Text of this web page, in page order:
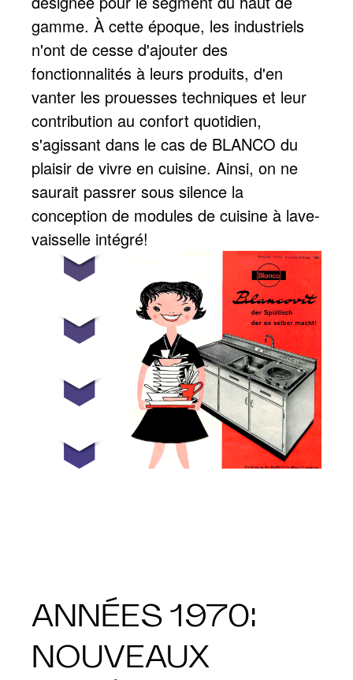
gamme. À cette époque, les industriels
n'ont de cesse d'ajouter des
fonctionnalités à leurs produits, d'en
vanter les prouesses techniques et leur
contribution au confort quotidien,
s'agissant dans le cas de BLANCO du
plaisir de vivre en cuisine. Ainsi, on ne
saurait passrer sous silence la
conception de modules de cuisine à lave-
vaisselle intégré!
ANNÉES 1970:
NOUVEAUX